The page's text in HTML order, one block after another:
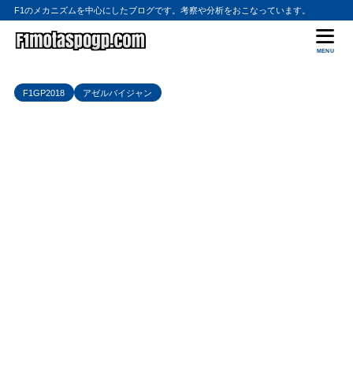
F1のメカニズムを中心にしたブログです。考察や分析をおこなっています。
MENU
F1GP2018 アゼルバイジャン